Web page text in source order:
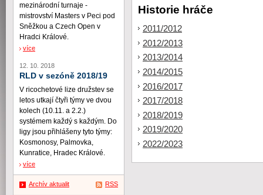
Historie hráče
2011/2012
2012/2013
2013/2014
2014/2015
2016/2017
2017/2018
2018/2019
2019/2020
2022/2023
mezinárodní turnaje -
mistrovství Masters v Peci pod
Sněžkou a Czech Open v
Hradci Králové.
více
12. 10. 2018
RLD v sezóně 2018/19
V ricochetové lize družstev se
letos utkají čtyři týmy ve dvou
kolech (10.11. a 2.2.)
systémem každý s každým. Do
ligy jsou přihlášeny tyto týmy:
Kosmonosy, Palmovka,
Kunratice, Hradec Králové.
více
Archív aktualit RSS